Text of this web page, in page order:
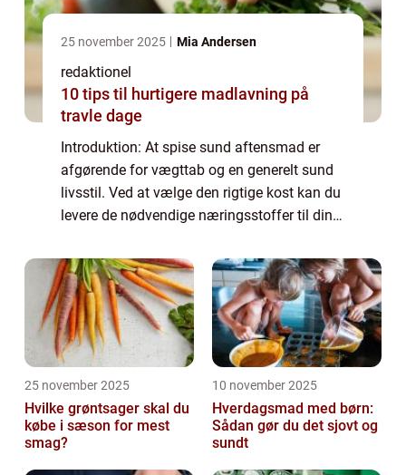
25 november 2025 Mia Andersen
redaktionel
10 tips til hurtigere madlavning på
travle dage
Introduktion: At spise sund aftensmad er
afgørende for vægttab og en generelt sund
livsstil. Ved at vælge den rigtige kost kan du
levere de nødvendige næringsstoffer til din
forbedrer din metabolisme. Denne...
25 november 2025
Hvilke grøntsager skal du
købe i sæson for mest
smag?
10 november 2025
Hverdagsmad med børn:
Sådan gør du det sjovt og
sundt